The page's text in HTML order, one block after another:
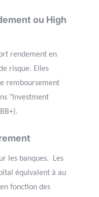
ou High
rendement en
risque. Elles
remboursement
"Investment
les banques. Les
équivalent à au
fonction des